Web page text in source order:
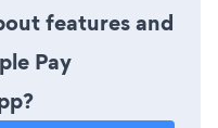
features and
Pay